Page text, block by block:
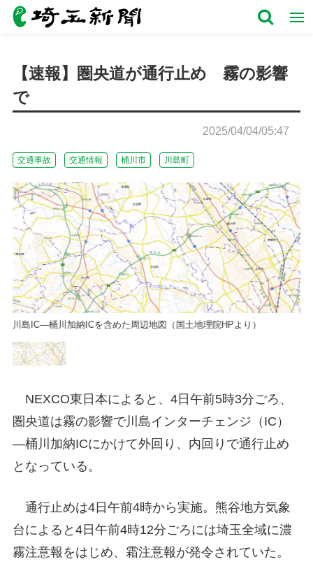
【速報】圏央道が通行止め 霧の影響
で
2025/04/04/05:47
交通事故 交通情報 桶川市 川島町
川島IC―桶川加納ICを含めた周辺地図（国土地理院HPより）
NEXCO東日本によると、4日午前5時3分ごろ、
圏央道は霧の影響で川島インターチェンジ（IC）
―桶川加納ICにかけて外回り、内回りで通行止め
となっている。
通行止めは4日午前4時から実施。熊谷地方気象
台によると4日午前4時12分ごろには埼玉全域に濃
霧注意報をはじめ、霜注意報が発令されていた。